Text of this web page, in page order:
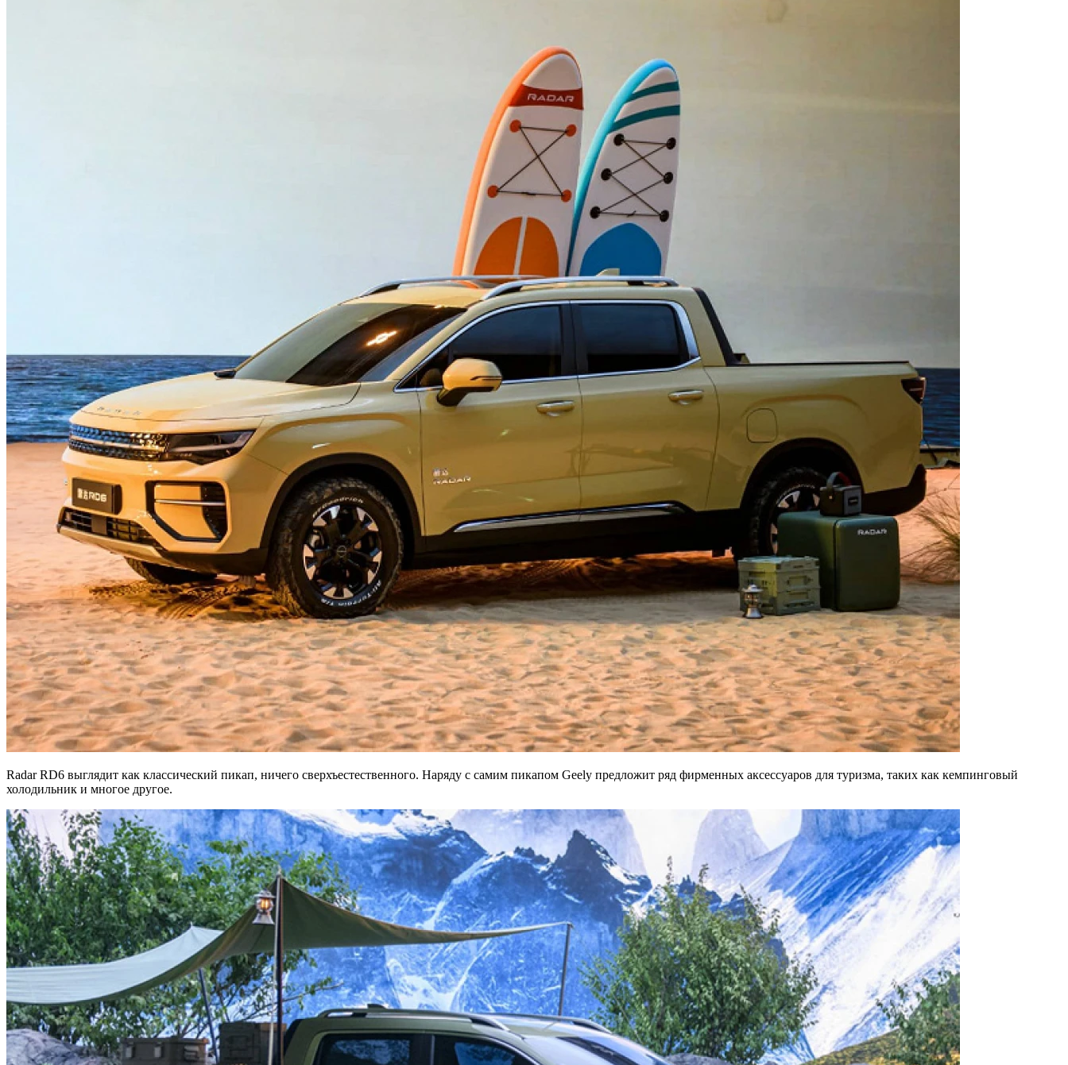
Radar RD6 выглядит как классический пикап, ничего сверхъестественного. Наряду с самим пикапом Geely предложит ряд фирменных аксессуаров для туризма, таких как кемпинговый
холодильник и многое другое.